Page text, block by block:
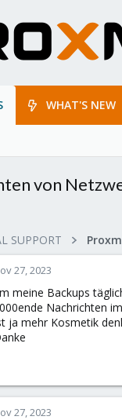
WHAT'S NEW
von
SUPPORT
27, 2023
meine Backups
Nachrichten
ja mehr Kosmetik
27, 2023